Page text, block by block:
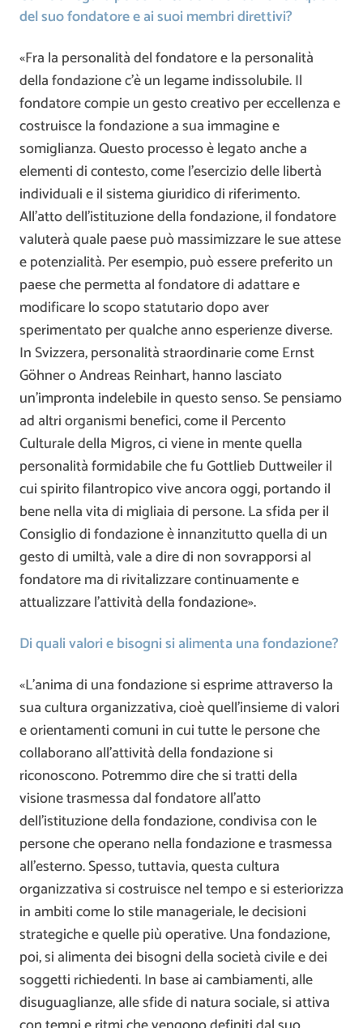
del suo fondatore e ai suoi membri direttivi?
«Fra la personalità del fondatore e la personalità
della fondazione c’è un legame indissolubile. Il
fondatore compie un gesto creativo per eccellenza e
costruisce la fondazione a sua immagine e
somiglianza. Questo processo è legato anche a
elementi di contesto, come l’esercizio delle libertà
individuali e il sistema giuridico di riferimento.
All’atto dell’istituzione della fondazione, il fondatore
valuterà quale paese può massimizzare le sue attese
e potenzialità. Per esempio, può essere preferito un
paese che permetta al fondatore di adattare e
modificare lo scopo statutario dopo aver
sperimentato per qualche anno esperienze diverse.
In Svizzera, personalità straordinarie come Ernst
Göhner o Andreas Reinhart, hanno lasciato
un’impronta indelebile in questo senso. Se pensiamo
ad altri organismi benefici, come il Percento
Culturale della Migros, ci viene in mente quella
personalità formidabile che fu Gottlieb Duttweiler il
cui spirito filantropico vive ancora oggi, portando il
bene nella vita di migliaia di persone. La sfida per il
Consiglio di fondazione è innanzitutto quella di un
gesto di umiltà, vale a dire di non sovrapporsi al
fondatore ma di rivitalizzare continuamente e
attualizzare l’attività della fondazione».
Di quali valori e bisogni si alimenta una fondazione?
«L’anima di una fondazione si esprime attraverso la
sua cultura organizzativa, cioè quell’insieme di valori
e orientamenti comuni in cui tutte le persone che
collaborano all’attività della fondazione si
riconoscono. Potremmo dire che si tratti della
visione trasmessa dal fondatore all’atto
dell’istituzione della fondazione, condivisa con le
persone che operano nella fondazione e trasmessa
all’esterno. Spesso, tuttavia, questa cultura
organizzativa si costruisce nel tempo e si esteriorizza
in ambiti come lo stile manageriale, le decisioni
strategiche e quelle più operative. Una fondazione,
poi, si alimenta dei bisogni della società civile e dei
soggetti richiedenti. In base ai cambiamenti, alle
disuguaglianze, alle sfide di natura sociale, si attiva